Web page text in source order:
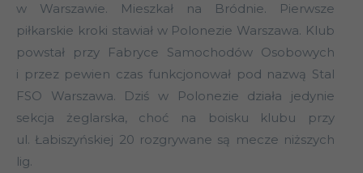
w Warszawie. Mieszkał na Bródnie. Pierwsze
piłkarskie kroki stawiał w Polonezie Warszawa. Klub
powstał przy Fabryce Samochodów Osobowych
i przez pewien czas funkcjonował pod nazwą Stal
FSO Warszawa. Dziś w Polonezie działa jedynie
sekcja żeglarska, choć na boisku klubu przy
ul. Łabiszyńskiej 20 rozgrywane są mecze niższych
lig.